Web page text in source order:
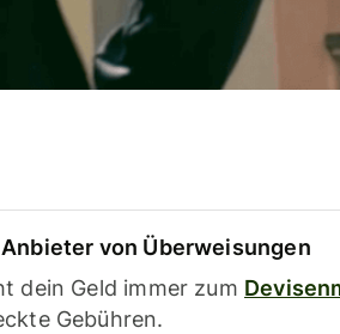
von Überweisungen
dein Geld immer zum
Gebühren.